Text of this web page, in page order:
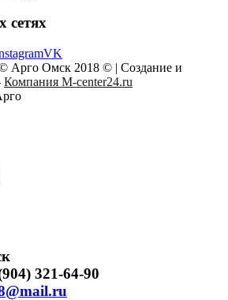
VK
Арго Омск 2018 © | Создание и
Компания M-center24.ru
321-64-90